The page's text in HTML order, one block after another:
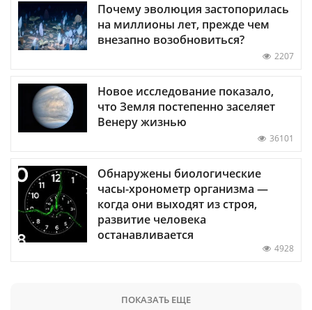
Почему эволюция застопорилась
на миллионы лет, прежде чем
внезапно возобновиться?
2207
Новое исследование показало,
что Земля постепенно заселяет
Венеру жизнью
36101
Обнаружены биологические
часы-хронометр организма —
когда они выходят из строя,
развитие человека
останавливается
4928
ПОКАЗАТЬ ЕЩЕ